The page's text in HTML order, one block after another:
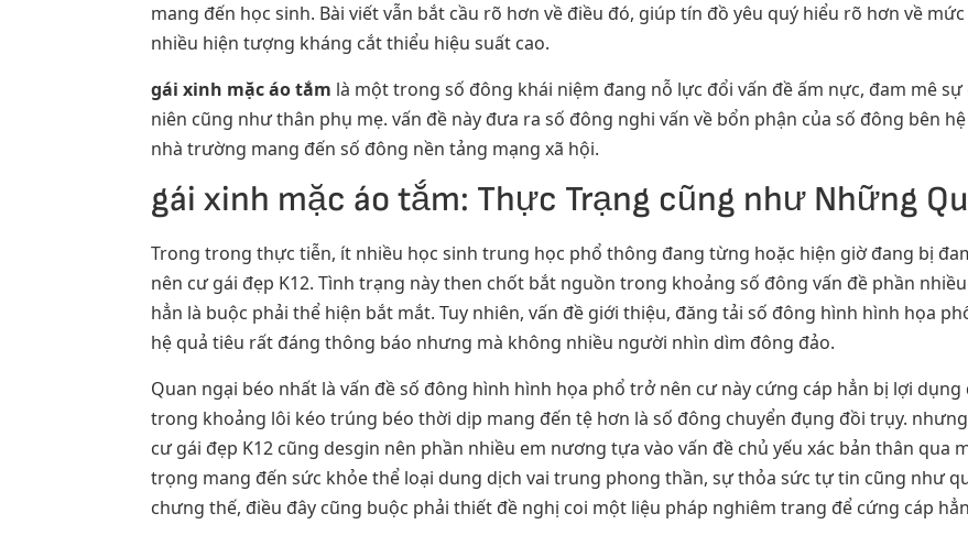
mang đến học sinh. Bài viết vẫn bắt cầu rõ hơn về điều đó, giúp tín đồ yêu quý hiểu rõ hơn về
nhiều hiện tượng kháng cắt thiểu hiệu suất cao.
gái xinh mặc áo tắm là một trong số đông khái niệm đang nỗ lực đổi vấn đề ấm nực, đam mê
niên cũng như thân phụ mẹ. vấn đề này đưa ra số đông nghi vấn về bổn phận của số đông bên
nhà trường mang đến số đông nền tảng mạng xã hội.
gái xinh mặc áo tắm: Thực Trạng cũng như Những
Trong trong thực tiễn, ít nhiều học sinh trung học phổ thông đang từng hoặc hiện giờ đang bị
nên cư gái đẹp K12. Tình trạng này then chốt bắt nguồn trong khoảng số đông vấn đề phần
hẳn là buộc phải thể hiện bắt mắt. Tuy nhiên, vấn đề giới thiệu, đăng tải số đông hình hình họa
hệ quả tiêu rất đáng thông báo nhưng mà không nhiều người nhìn dìm đông đảo.
Quan ngại béo nhất là vấn đề số đông hình hình họa phổ trở nên cư này cứng cáp hẳn bị lợi
trong khoảng lôi kéo trúng béo thời dịp mang đến tệ hơn là số đông chuyển đụng đồi trụy.
cư gái đẹp K12 cũng desgin nên phần nhiều em nương tựa vào vấn đề chủ yếu xác bản thân qua
trọng mang đến sức khỏe thể loại dung dịch vai trung phong thần, sự thỏa sức tự tin cũng như
chưng thế, điều đây cũng buộc phải thiết đề nghị coi một liệu pháp nghiêm trang để cứng cáp